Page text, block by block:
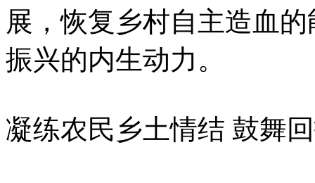
展，恢复乡村自主造血
振兴的内生动力。
凝练农民乡土情结 鼓舞